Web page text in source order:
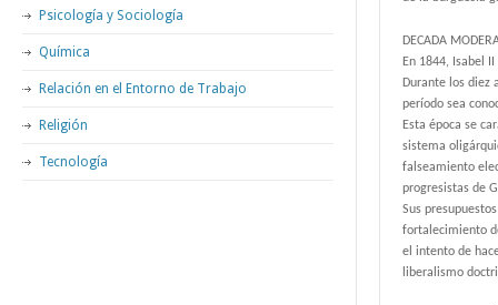
DECADA
En 1844, Isabel
Durante los diez
período sea
Esta época se
sistema
falseamiento
progresistas de
Sus
fortalecimiento
el intento de
liberalismo
Psicología y Sociología
Química
Relación en el Entorno de Trabajo
Religión
Tecnología